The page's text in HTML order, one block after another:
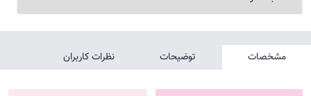
مشخصات توضیحات نظرات کاربران